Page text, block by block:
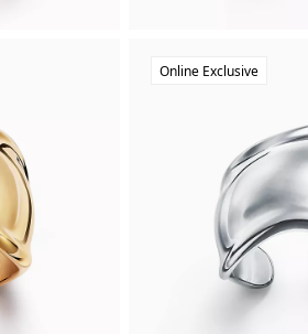
Online Exclusive